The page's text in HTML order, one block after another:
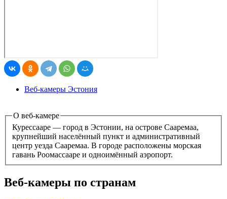
Веб-камеры Эстония
О веб-камере
Курессааре — город в Эстонии, на острове Сааремаа,
крупнейший населённый пункт и административный
центр уезда Сааремаа. В городе расположены морская
гавань Роомассааре и одноимённый аэропорт.
Веб-камеры по странам